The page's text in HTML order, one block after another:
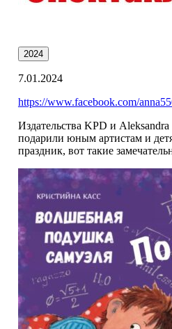
2024
7.01.2024
https://www.facebook.com/
Издательства KPD и
подарили юным артистам и
праздник, вот такие